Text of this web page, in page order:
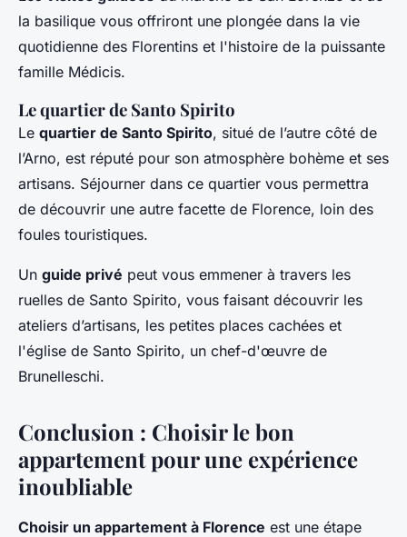
la basilique vous offriront une plongée dans la vie
quotidienne des Florentins et l'histoire de la puissante
famille Médicis.
Le quartier de Santo Spirito
Le quartier de Santo Spirito, situé de l’autre côté de
l’Arno, est réputé pour son atmosphère bohème et ses
artisans. Séjourner dans ce quartier vous permettra
de découvrir une autre facette de Florence, loin des
foules touristiques.
Un guide privé peut vous emmener à travers les
ruelles de Santo Spirito, vous faisant découvrir les
ateliers d’artisans, les petites places cachées et
l'église de Santo Spirito, un chef-d'œuvre de
Brunelleschi.
Conclusion : Choisir le bon
appartement pour une expérience
inoubliable
Choisir un appartement à Florence est une étape